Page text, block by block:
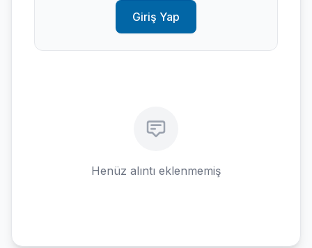
Giriş Yap
Henüz alıntı eklenmemiş